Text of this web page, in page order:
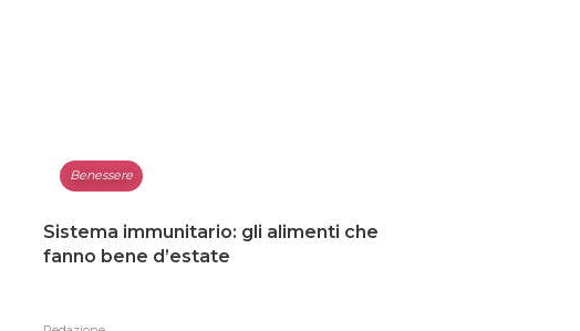
Benessere
Sistema immunitario: gli alimenti che
fanno bene d’estate